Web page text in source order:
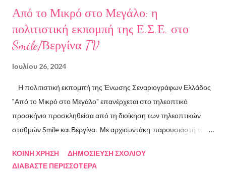
Από το Μικρό στο Μεγάλο: η
πολιτιστική εκπομπή της Ε.Σ.Ε. στο
Smile/Βεργίνα TV
Ιουλίου 26, 2024
Η πολιτιστική εκπομπή της Ένωσης Σεναριογράφων Ελλάδος
"Από το Μικρό στο Μεγάλο" επανέρχεται στο τηλεοπτικό
προσκήνιο προσκληθείσα από τη διοίκηση των τηλεοπτικών
σταθμών Smile και Βεργίνα. Με αρχισυντάκη-παρουσιαστή τον
Κακαβά θα προβάλλεται από τις 3 Αυγούστου και κάθε Σάββατο
ΚΟΙΝΉ ΧΡΉΣΗ
ΔΗΜΟΣΊΕΥΣΗ ΣΧΟΛΊΟΥ
ΔΙΑΒΆΣΤΕ ΠΕΡΙΣΣΌΤΕΡΑ